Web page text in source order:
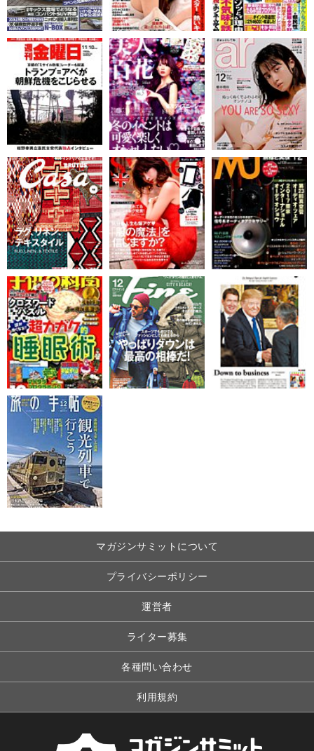
マガジンサミットについて
プライバシーポリシー
運営者
ライター募集
各種問い合わせ
利用規約